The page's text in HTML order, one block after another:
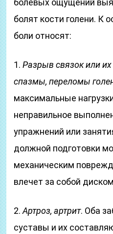
болевых ощущений
болят кости голени. К
боли относят:
1.Разрыв связок или
спазмы, переломы
максимальные
неправильное
упражнений или
должной подготовки
механическим
влечет за собой
2.Артроз, артрит. Оба
суставы и их